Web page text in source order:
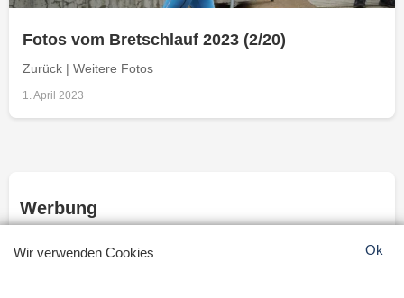
Fotos vom Bretschlauf 2023 (2/20)
Zurück | Weitere Fotos
1. April 2023
Werbung
Wir verwenden Cookies Ok